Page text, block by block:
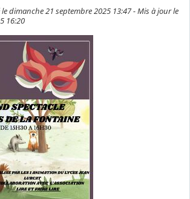
dimanche 21 septembre 2025 13:47 - Mis à jour le
16:20